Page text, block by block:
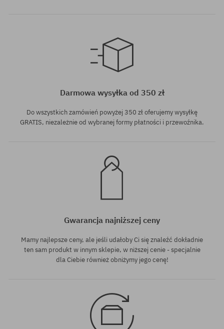
Dostępne rozmiary:
Darmowa wysyłka od 350 zł
Do wszystkich zamówień powyżej 350 zł oferujemy wysyłkę
GRATIS, niezależnie od wybranej formy płatności i przewoźnika.
Gwarancja najniższej ceny
Mamy najlepsze ceny, ale jeśli udałoby Ci się znaleźć dokładnie
ten sam produkt w innym sklepie, w niższej cenie - specjalnie
dla Ciebie również obniżymy jego cenę!